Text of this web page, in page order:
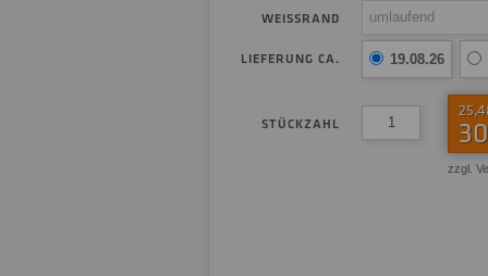
WEISSRAND
LIEFERUNG CA. 19.08.26
STÜCKZAHL
zzgl.